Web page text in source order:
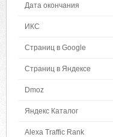
Дата окончания
ИКС
Страниц в Google
Страниц в Яндексе
Dmoz
Яндекс Каталог
Alexa Traffic Rank